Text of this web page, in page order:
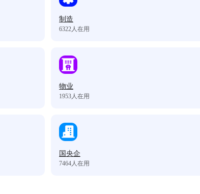
制造
6322人在用
物业
1953人在用
国央企
7464人在用